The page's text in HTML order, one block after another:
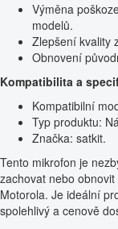
Výměna
modelů.
Zlepšení kvality
Obnovení
Kompatibilita a
Kompatibilní
Typ produktu:
Značka: satkit.
Tento mikrofon je
zachovat nebo
Motorola. Je ideální
spolehlivý a cenově